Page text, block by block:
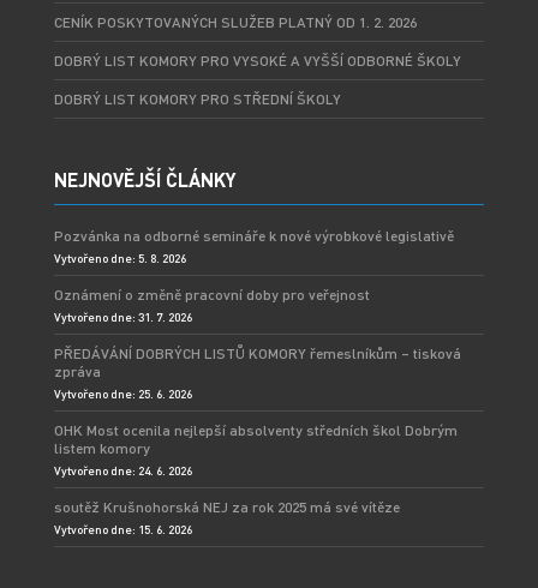
CENÍK POSKYTOVANÝCH SLUŽEB PLATNÝ OD 1. 2. 2026
DOBRÝ LIST KOMORY PRO VYSOKÉ A VYŠŠÍ ODBORNÉ ŠKOLY
DOBRÝ LIST KOMORY PRO STŘEDNÍ ŠKOLY
NEJNOVĚJŠÍ ČLÁNKY
Pozvánka na odborné semináře k nové výrobkové legislativě
Vytvořeno dne: 5. 8. 2026
Oznámení o změně pracovní doby pro veřejnost
Vytvořeno dne: 31. 7. 2026
PŘEDÁVÁNÍ DOBRÝCH LISTŮ KOMORY řemeslníkům – tisková
zpráva
Vytvořeno dne: 25. 6. 2026
OHK Most ocenila nejlepší absolventy středních škol Dobrým
listem komory
Vytvořeno dne: 24. 6. 2026
soutěž Krušnohorská NEJ za rok 2025 má své vítěze
Vytvořeno dne: 15. 6. 2026